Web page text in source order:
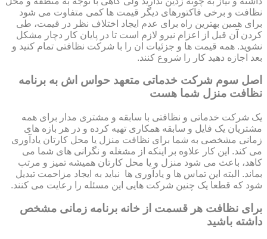
نظافت و برخی فاکتورهای دیگر قیمت ها کمی متفاوت می شود
برای همین بهترین راه برای عدم ایجاد اختلاف نظر در قیمت، طی
کردن آن قبل از اعزام نیرو لازم است تا در پایان کار دچار مشکل
نشوید. همه قیمت ها و جزئیات ان را با شرکت نظافتی تمام کنید و
بعد اجازه دهید کار را شروع کنند.
اصل سوم شرکت خدماتی متعهد حواس اش به برنامه
نظافت منزل شما هست
یک شرکت خدماتی و نظافتی با سابقه و مشتری مدار برای همه
مشتریان یک فایل و سابقه همکاری تهیه کرده و در هر بازه های
زمانی مشخصی به شما برای نظافت منزل یا محل کارتان یادآوری
می کند. این کار علاوه بر اینکه از مشغله و نگرانی های شما می
کاهد، باعث می شود منزل و یا محل کارتان همیشه تمیز و مرتب
بماند. البته این تماس ها و یادآوری ها نباید به ایجاد مزاحمت تبدیل
شود که قطعا یک چنین شرکت هایی این مسئله را رعایت می کنند.
برای نظافت هر قسمت از خانه برنامه زمانی مشخص
داشته باشید